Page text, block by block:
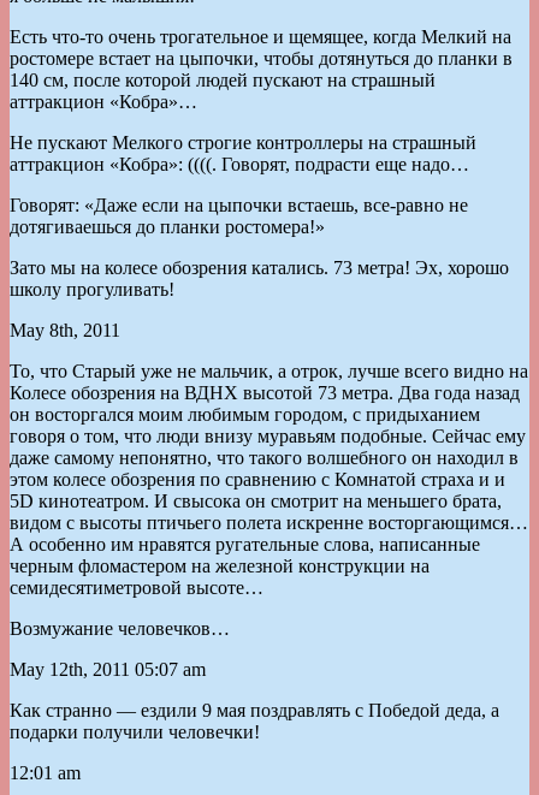
Есть что-то очень трогательное и щемящее, когда Мелкий на
ростомере встает на цыпочки, чтобы дотянуться до планки в
140 см, после которой людей пускают на страшный
аттракцион «Кобра»…
Не пускают Мелкого строгие контроллеры на страшный
аттракцион «Кобра»: ((((. Говорят, подрасти еще надо…
Говорят: «Даже если на цыпочки встаешь, все-равно не
дотягиваешься до планки ростомера!»
Зато мы на колесе обозрения катались. 73 метра! Эх, хорошо
школу прогуливать!
May 8th, 2011
То, что Старый уже не мальчик, а отрок, лучше всего видно на
Колесе обозрения на ВДНХ высотой 73 метра. Два года назад
он восторгался моим любимым городом, с придыханием
говоря о том, что люди внизу муравьям подобные. Сейчас ему
даже самому непонятно, что такого волшебного он находил в
этом колесе обозрения по сравнению с Комнатой страха и и
5D кинотеатром. И свысока он смотрит на меньшего брата,
видом с высоты птичьего полета искренне восторгающимся…
А особенно им нравятся ругательные слова, написанные
черным фломастером на железной конструкции на
семидесятиметровой высоте…
Возмужание человечков…
May 12th, 2011 05:07 am
Как странно — ездили 9 мая поздравлять с Победой деда, а
подарки получили человечки!
12:01 am